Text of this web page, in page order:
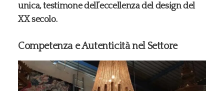
unica, testimone dell’eccellenza del design del
XX secolo.
Competenza e Autenticità nel Settore